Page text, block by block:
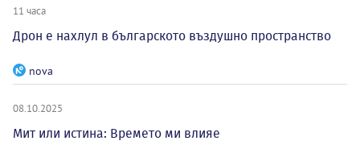
11 часа
Дрон е нахлул в българското въздушно пространство
nova
08.10.2025
Мит или истина: Времето ми влияе